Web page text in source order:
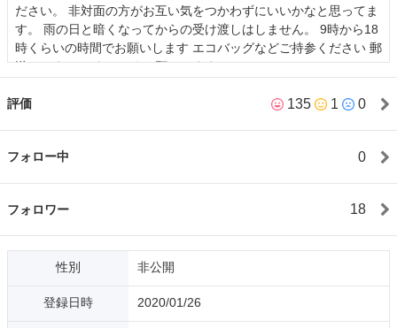
ださい。 非対面の方がお互い気をつかわずにいいかなと思ってま
す。 雨の日と暗くなってからの受け渡しはしません。 9時から18
時くらいの時間でお願いします エコバッグなどご持参ください 郵
送はしません よろしくお願いします
評価 135 1 0
フォロー中 0
フォロワー 18
性別 非公開
登録日時 2020/01/26